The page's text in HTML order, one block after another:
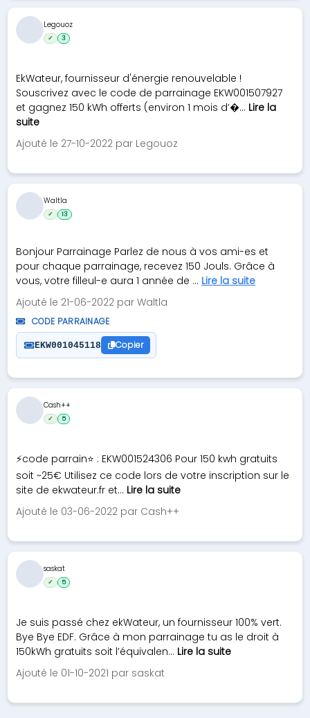
EkWateur, fournisseur d'énergie renouvelable !
Souscrivez avec le code de parrainage EKW001507927
et gagnez 150 kWh offerts (environ 1 mois d’�... Lire la
suite
Ajouté le 27-10-2022 par Legouoz
Legouoz
✓ 3
Bonjour Parrainage Parlez de nous à vos ami-es et
pour chaque parrainage, recevez 150 Jouls. Grâce à
vous, votre filleul-e aura 1 année de ... Lire la suite
Ajouté le 21-06-2022 par Waltla
CODE PARRAINAGE
EKW001045118 Copier
Waltla
✓ 13
⚡️code parrain⭐️ : EKW001524306 Pour 150 kwh gratuits
soit ~25€ Utilisez ce code lors de votre inscription sur le
site de ekwateur.fr et... Lire la suite
Ajouté le 03-06-2022 par Cash++
Cash++
✓ 5
Je suis passé chez ekWateur, un fournisseur 100% vert.
Bye Bye EDF. Grâce à mon parrainage tu as le droit à
150kWh gratuits soit l’équivalen... Lire la suite
Ajouté le 01-10-2021 par saskat
saskat
✓ 5